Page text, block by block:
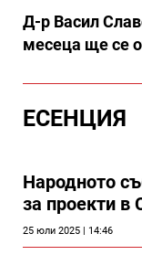
Д-р Васил
месеца ще се
ЕСЕНЦИЯ
Народното
за проекти в
25 юли 2025 | 14:46